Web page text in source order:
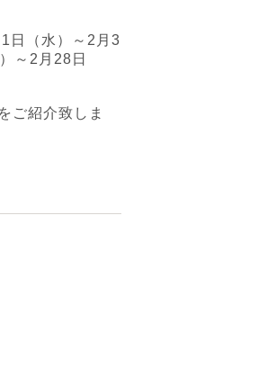
日（水）～2月3
～2月28日
ご紹介致しま